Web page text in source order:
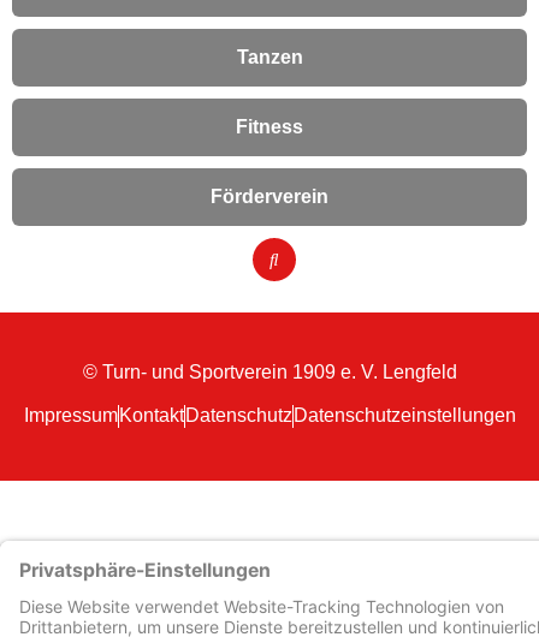
Tanzen
Fitness
Förderverein
© Turn- und Sportverein 1909 e. V. Lengfeld
Impressum Kontakt Datenschutz Datenschutzeinstellungen